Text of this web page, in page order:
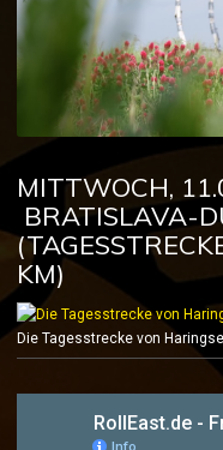
MITTWOCH,
BRATISLAVA-
KM)
Die Tagesstrecke von